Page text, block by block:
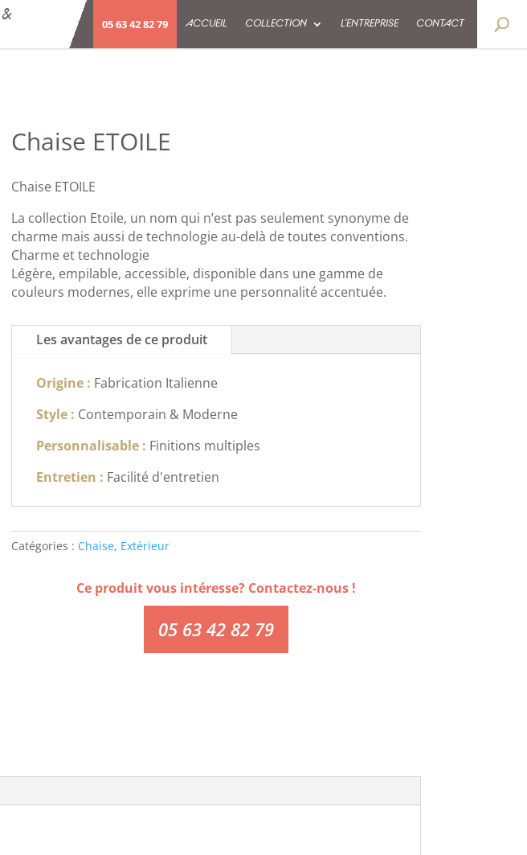
&
05 63 42 82 79 ACCUEIL COLLECTION L’ENTREPRISE CONTACT
Chaise ETOILE
Chaise ETOILE
La collection Etoile, un nom qui n’est pas seulement synonyme de
charme mais aussi de technologie au-delà de toutes conventions.
Charme et technologie
Légère, empilable, accessible, disponible dans une gamme de
couleurs modernes, elle exprime une personnalité accentuée.
Les avantages de ce produit
Origine : Fabrication Italienne
Style : Contemporain & Moderne
Personnalisable : Finitions multiples
Entretien : Facilité d'entretien
Catégories : Chaise, Extérieur
Ce produit vous intéresse? Contactez-nous !
05 63 42 82 79